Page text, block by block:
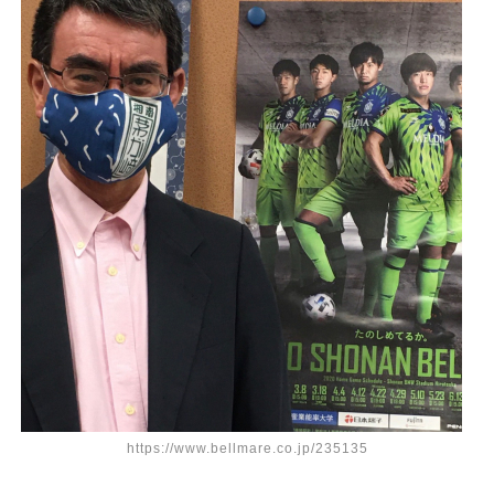
https://www.bellmare.co.jp/235135